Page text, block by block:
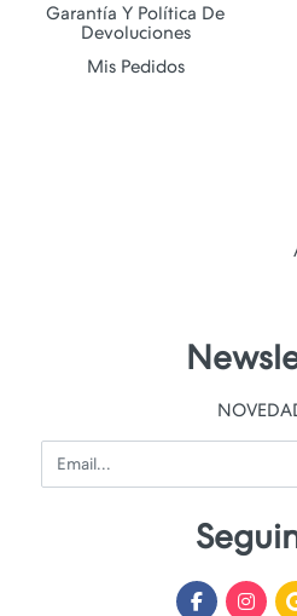
Garantía Y Política De
Devoluciones
Mis Pedidos
Email